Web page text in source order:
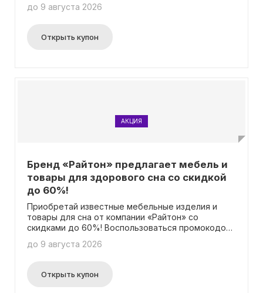
до 9 августа 2026
Открыть купон
АКЦИЯ
Бренд «Райтон» предлагает мебель и
товары для здорового сна со скидкой
до 60%!
Приобретай известные мебельные изделия и
товары для сна от компании «Райтон» со
скидками до 60%! Воспользоваться промокодом
до 9 августа 2026
Открыть купон